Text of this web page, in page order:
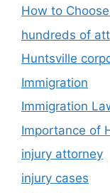
How to
hundreds of
Huntsville
Immigration
Immigration
Importance of
injury attorney
injury cases